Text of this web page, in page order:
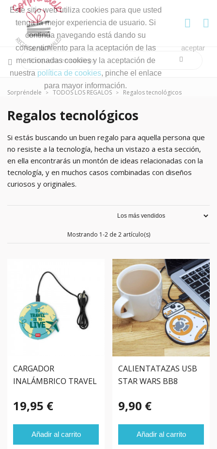
Este sitio web utiliza cookies para que usted
tenga la mejor experiencia de usuario. Si
continúa navegando está dando su
consentimiento para la aceptación de las
mencionadas cookies y la aceptación de
nuestra política de cookies, pinche el enlace
para mayor información.
aceptar
Sorpréndele TODOS LOS REGALOS Regalos tecnológicos
Regalos tecnológicos
Si estás buscando un buen regalo para aquella persona que
no resiste a la tecnología, hecha un vistazo a esta sección,
en ella encontrarás un montón de ideas relacionadas con la
tecnología, y en muchos casos combinadas con diseños
curiosos y originales.
Mostrando 1-2 de 2 artículo(s)
CARGADOR
INALÁMBRICO TRAVEL
19,95 €
Añadir al carrito
CALIENTATAZAS USB
STAR WARS BB8
9,90 €
Añadir al carrito